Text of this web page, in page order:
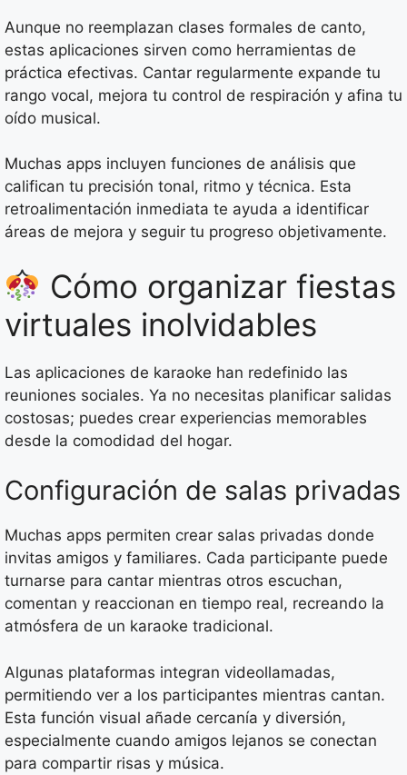
Aunque no reemplazan clases formales de canto,
estas aplicaciones sirven como herramientas de
práctica efectivas. Cantar regularmente expande tu
rango vocal, mejora tu control de respiración y afina tu
oído musical.
Muchas apps incluyen funciones de análisis que
califican tu precisión tonal, ritmo y técnica. Esta
retroalimentación inmediata te ayuda a identificar
áreas de mejora y seguir tu progreso objetivamente.
Cómo organizar fiestas
virtuales inolvidables
Las aplicaciones de karaoke han redefinido las
reuniones sociales. Ya no necesitas planificar salidas
costosas; puedes crear experiencias memorables
desde la comodidad del hogar.
Configuración de salas privadas
Muchas apps permiten crear salas privadas donde
invitas amigos y familiares. Cada participante puede
turnarse para cantar mientras otros escuchan,
comentan y reaccionan en tiempo real, recreando la
atmósfera de un karaoke tradicional.
Algunas plataformas integran videollamadas,
permitiendo ver a los participantes mientras cantan.
Esta función visual añade cercanía y diversión,
especialmente cuando amigos lejanos se conectan
para compartir risas y música.